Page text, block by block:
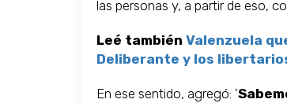
las personas y, a partir de eso,
Leé también Valenzuela
Deliberante y los
En ese sentido, agregó: '